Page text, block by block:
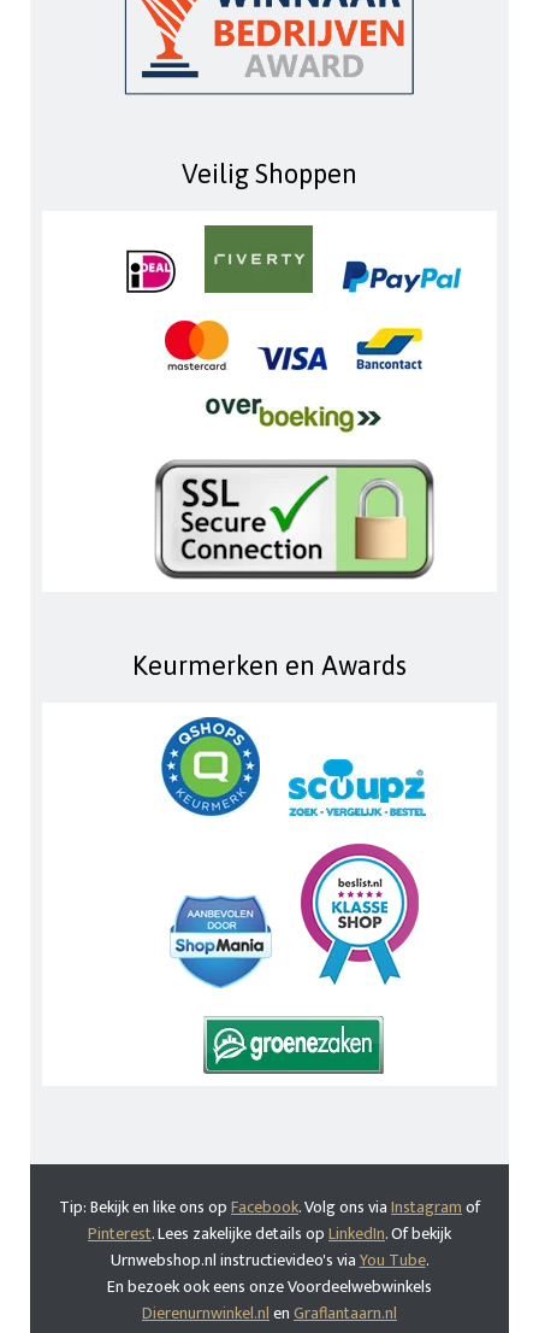
Veilig Shoppen
Keurmerken en Awards
Tip: Bekijk en like ons opFacebook. Volg ons viaInstagramof
Pinterest. Lees zakelijke details opLinkedIn. Of bekijk
Urnwebshop.nl instructievideo's viaYou Tube.
En bezoek ook eens onze Voordeelwebwinkels
Dierenurnwinkel.nlenGraflantaarn.nl